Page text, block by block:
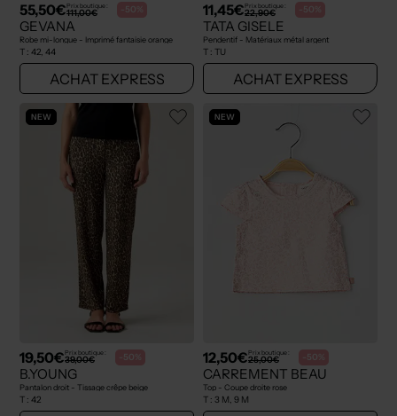
55,50€Prix boutique :
111,00€ -50%
GEVANA
Robe mi-longue - Imprimé fantaisie orange
T : 42, 44
ACHAT EXPRESS
11,45€Prix boutique :
22,90€ -50%
TATA GISELE
Pendentif - Matériaux métal argent
T : TU
ACHAT EXPRESS
NEW
19,50€Prix boutique :
39,00€ -50%
B.YOUNG
Pantalon droit - Tissage crêpe beige
T : 42
NEW
12,50€Prix boutique :
25,00€ -50%
CARREMENT BEAU
Top - Coupe droite rose
T : 3 M, 9 M